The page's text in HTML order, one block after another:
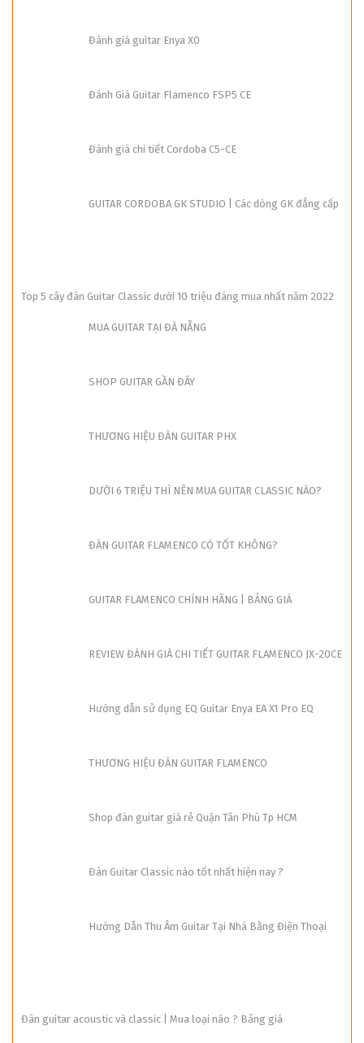
Đánh giá guitar Enya X0
Đánh Giá Guitar Flamenco FSP5 CE
Đánh giá chi tiết Cordoba C5-CE
GUITAR CORDOBA GK STUDIO | Các dòng GK đẳng cấp
Top 5 cây đàn Guitar Classic dưới 10 triệu đáng mua nhất năm 2022
MUA GUITAR TẠI ĐÀ NẴNG
SHOP GUITAR GẦN ĐÂY
THƯƠNG HIỆU ĐÀN GUITAR PHX
DƯỚI 6 TRIỆU THÌ NÊN MUA GUITAR CLASSIC NÀO?
ĐÀN GUITAR FLAMENCO CÓ TỐT KHÔNG?
GUITAR FLAMENCO CHÍNH HÃNG | BẢNG GIÁ
REVIEW ĐÁNH GIÁ CHI TIẾT GUITAR FLAMENCO JX-20CE
Hướng dẫn sử dụng EQ Guitar Enya EA X1 Pro EQ
THƯƠNG HIỆU ĐÀN GUITAR FLAMENCO
Shop đàn guitar giá rẻ Quận Tân Phú Tp HCM
Đàn Guitar Classic nào tốt nhất hiện nay ?
Hướng Dẫn Thu Âm Guitar Tại Nhà Bằng Điện Thoại
Đàn guitar acoustic và classic | Mua loại nào ? Bảng giá